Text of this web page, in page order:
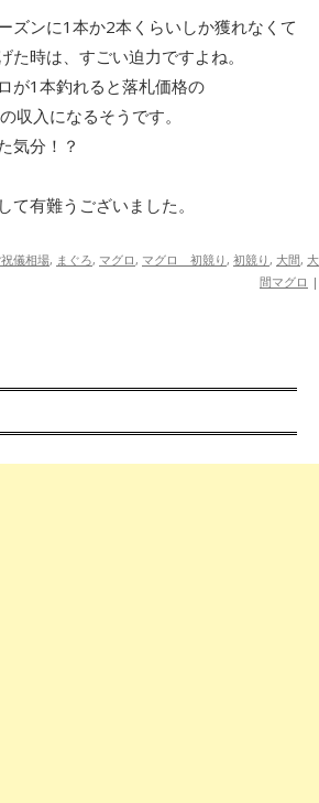
ズンに1本か2本くらいしか獲れなくて
た時は、すごい迫力ですよね。
が1本釣れると落札価格の
収入になるそうです。
気分！？
て有難うございました。
儀相場, まぐろ, マグロ, マグロ 初競り, 初競り, 大間, 大
間マグロ |